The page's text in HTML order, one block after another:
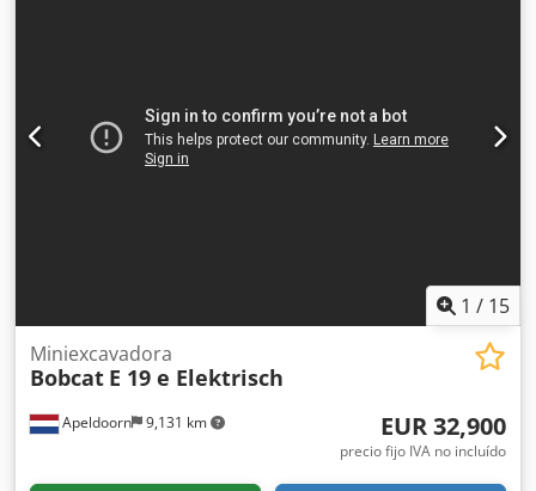
1 / 15
Apeldoorn 9,131 km
Miniexcavadora
Bobcat E 19 e Elektrisch
EUR 32,900
precio fijo IVA no incluído